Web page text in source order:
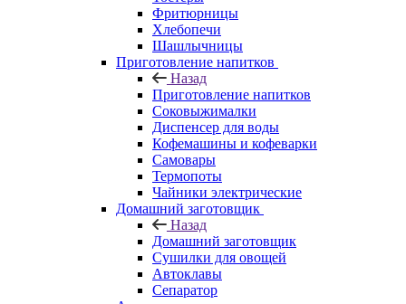
Фритюрницы
Хлебопечи
Шашлычницы
Приготовление напитков
Назад
Приготовление напитков
Соковыжималки
Диспенсер для воды
Кофемашины и кофеварки
Самовары
Термопоты
Чайники электрические
Домашний заготовщик
Назад
Домашний заготовщик
Сушилки для овощей
Автоклавы
Сепаратор